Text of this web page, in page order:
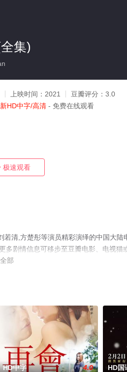
集)
上映时间： 2021 豆瓣评分： 3.0
HD中字/高清 - 免费在线观看
极速观看
清,方楚彤等演员精彩演绎的中国大陆
剧情信息可移步至豆瓣电影、电视猫
部
HD中字 4.0 HD国